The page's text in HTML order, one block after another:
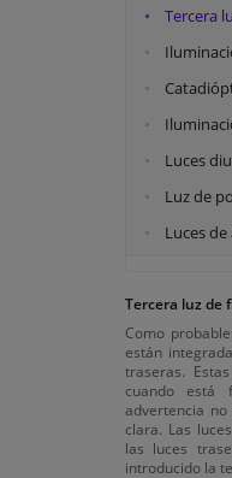
Tercera
Luces
Luz de
Luces
Tercera luz de
Como
están
traseras.
cuando está
advertencia
clara. Las
las luces
introducido la